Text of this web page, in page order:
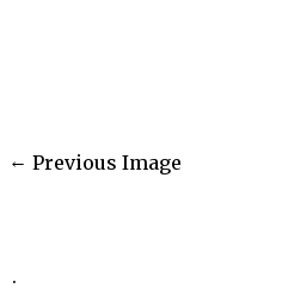
Previous Image
.